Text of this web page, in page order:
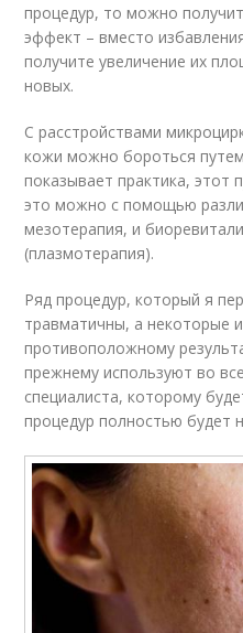
процедур, то можно
эффект – вместо
получите увеличение их
новых.
С расстройствами
кожи можно бороться
показывает практика, этот
это можно с помощью
мезотерапия, и
(плазмотерапия).
Ряд процедур, который я
травматичны, а некоторые
противоположному
прежнему используют во
специалиста, которому
процедур полностью будет